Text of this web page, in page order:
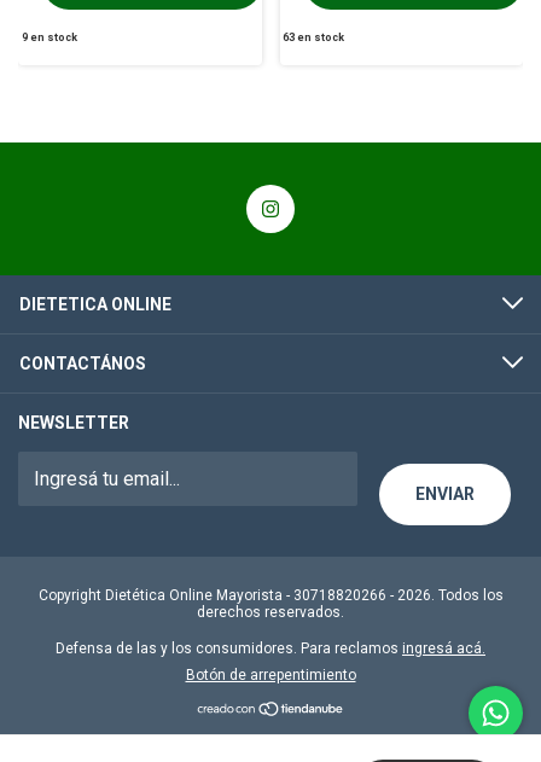
9en stock 63 en stock
DIETETICA ONLINE
CONTACTÁNOS
NEWSLETTER
Copyright Dietética Online Mayorista - 30718820266 - 2026. Todos los
derechos reservados.
Defensa de las y los consumidores. Para reclamos ingresá acá.
Botón de arrepentimiento